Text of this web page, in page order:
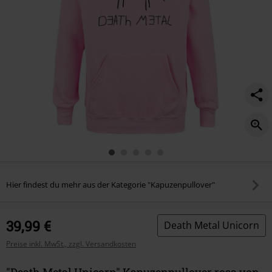
Hier findest du mehr aus der Kategorie "Kapuzenpullover"
39,99 €
Preise inkl. MwSt., zzgl. Versandkosten
Death Metal Unicorn